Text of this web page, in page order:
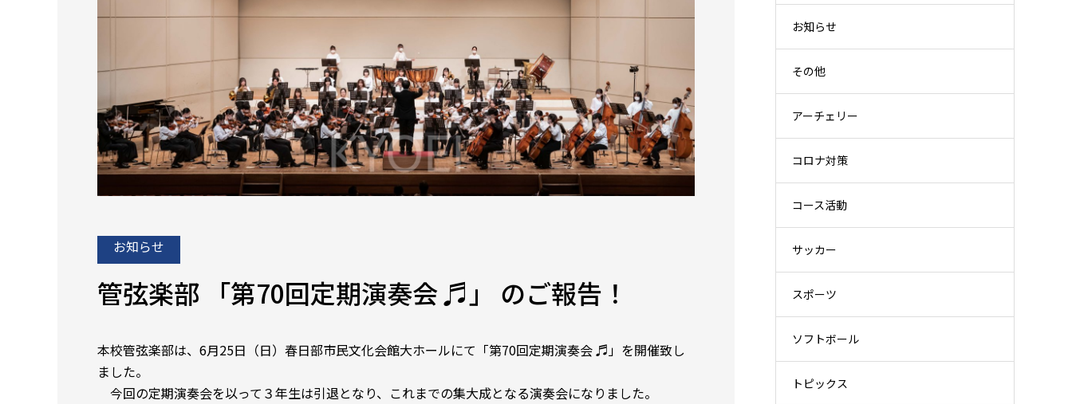
お知らせ
管弦楽部 「第70回定期演奏会 ♬」 のご報告！
本校管弦楽部は、6月25日（日）春日部市民文化会館大ホールにて「第70回定期演奏会 ♬」を開催致し
ました。
今回の定期演奏会を以って３年生は引退となり、これまでの集大成となる演奏会になりました。
お知らせ
その他
アーチェリー
コロナ対策
コース活動
サッカー
スポーツ
ソフトボール
トピックス